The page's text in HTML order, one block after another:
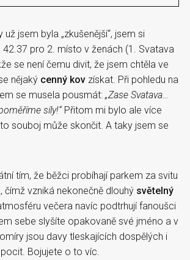
už jsem byla „zkušenější“, jsem si
pro 2. místo v ženách (1. Svatava
se není čemu divit, že jsem chtěla ve
nějaký cenný kov získat. Při pohledu na
se musela pousmát: „Zase Svatava…
síly!“Přitom mi bylo ale více
souboj může skončit. A taky jsem se
tím, že běžci probíhají parkem za svitu
čímž vzniká nekonečně dlouhý světelný
večera navíc podtrhují fanoušci
sebe slyšíte opakovaně své jméno a v
jsou davy tleskajících dospělých i
Bojujete o to víc.